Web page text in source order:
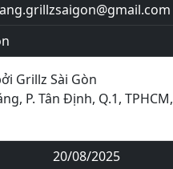
Grillz Sài Gòn
P. Tân Định, Q.1, TPHCM,
20/08/2025